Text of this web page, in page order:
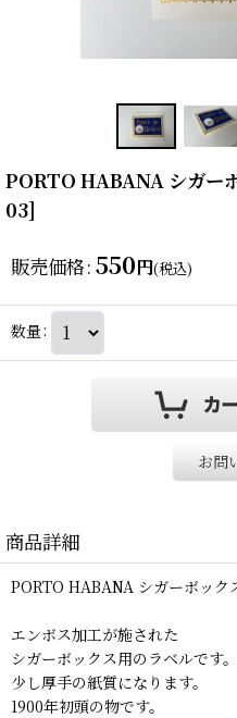
PORTO HABANA シガー
03]
販売価格: 550円(税込)
数量:
お問
商品詳細
PORTO HABANA シガーボック
エンボス加工が施された
シガーボックス用のラベルです。
少し厚手の紙質になります。
1900年初頭の物です。